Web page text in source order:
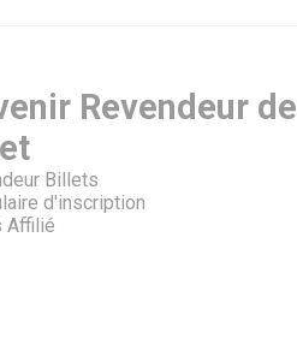
Revendeur de
Billets
d'inscription
Affilié